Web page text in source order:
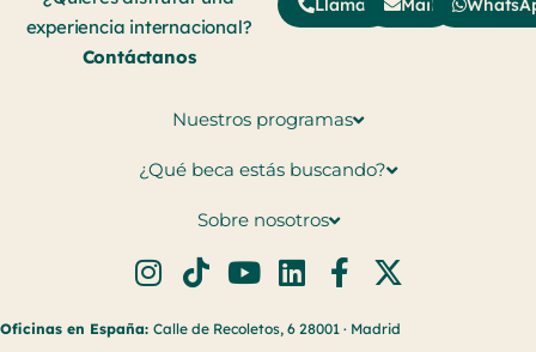
experiencia internacional?
Contáctanos
Llamar Mail
Nuestros programas
¿Qué beca estás buscando?
Sobre nosotros
Oficinas en España: Calle de Recoletos, 6 28001 · Madrid